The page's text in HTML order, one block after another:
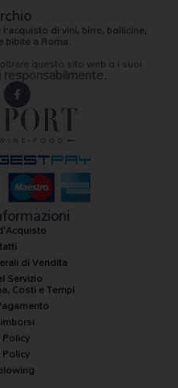
l’acquisto di vini, birre, bollicine,
a Roma.
questo sito web o i suoi
F
a
c
eb
o
o
k
-f
di Vendita
Servizio
Costi e Tempi